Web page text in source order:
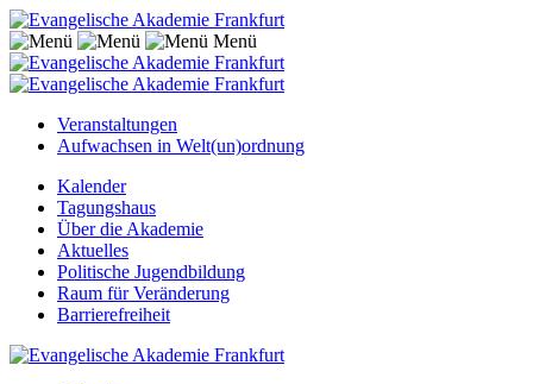
Menü
Veranstaltungen
Aufwachsen in Welt(un)ordnung
Kalender
Tagungshaus
Über die Akademie
Aktuelles
Politische Jugendbildung
Raum für Veränderung
Barrierefreiheit